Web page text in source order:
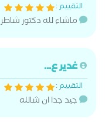
التقييم :
ماشاء لله دكتور شاطر
غدير ع...
التقييم :
جيد جدا ان شالله